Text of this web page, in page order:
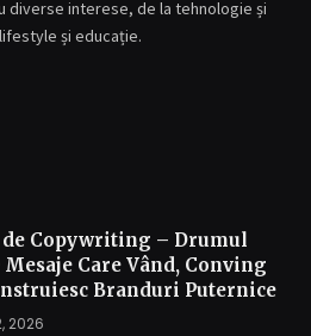
diverse interese, de la tehnologie și
și educație.
de Copywriting – Drumul
Mesaje Care Vând, Conving
Branduri Puternice
2026